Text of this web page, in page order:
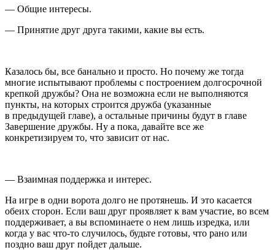
— Общие интересы.
— Принятие друг друга такими, какие вы есть.
Казалось бы, все банально и просто. Но почему же тогда
многие испытывают проблемы с построением долгосрочной
крепкой дружбы? Она не возможна если не выполняются
пункты, на которых строится дружба (указанные
в предыдущей главе), а остальные причины будут в главе
Завершение дружбы. Ну а пока, давайте все же
конкретизируем то, что зависит от нас.
— Взаимная поддержка и интерес.
На игре в одни ворота долго не протянешь. И это касается
обеих сторон. Если ваш друг проявляет к вам участие, во всем
поддерживает, а вы вспоминаете о нем лишь изредка, или
когда у вас что-то случилось, будьте готовы, что рано или
поздно ваш друг пойдет дальше.